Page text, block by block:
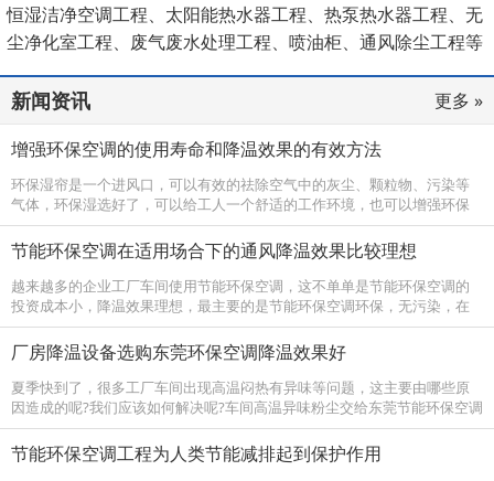
恒湿洁净空调工程、太阳能热水器工程、热泵热水器工程、无
尘净化室工程、废气废水处理工程、喷油柜、通风除尘工程等
领域。
新闻资讯
更多 »
增强环保空调的使用寿命和降温效果的有效方法
环保湿帘是一个进风口，可以有效的祛除空气中的灰尘、颗粒物、污染等
气体，环保湿选好了，可以给工人一个舒适的工作环境，也可以增强环保
空调的使用寿命和降温效果。 环保空调为保证送风阻力最小，从主机接出
的风管曲...
节能环保空调在适用场合下的通风降温效果比较理想
越来越多的企业工厂车间使用节能环保空调，这不单单是节能环保空调的
投资成本小，降温效果理想，最主要的是节能环保空调环保，无污染，在
国家大力推广新能源的同时，节能环保空调也是国家支持的环保降温设
备。节能环...
厂房降温设备选购东莞环保空调降温效果好
夏季快到了，很多工厂车间出现高温闷热有异味等问题，这主要由哪些原
因造成的呢?我们应该如何解决呢?车间高温异味粉尘交给东莞节能环保空调
厂家来处理。 工厂车间出现高温闷热有异味的原因：车间内上班工作人员
多，空...
节能环保空调工程为人类节能减排起到保护作用